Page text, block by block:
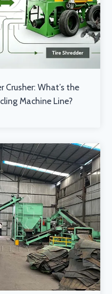
Crusher: What’s the
Machine Line?